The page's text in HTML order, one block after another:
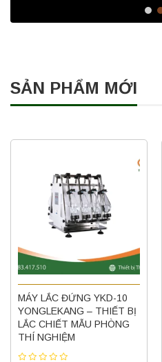
SẢN PHẨM MỚI
MÁY LẮC ĐỨNG YKD-10
YONGLEKANG – THIẾT BỊ
LẮC CHIẾT MẪU PHÒNG
THÍ NGHIỆM